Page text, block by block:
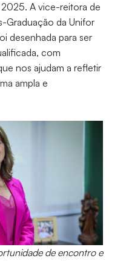
A vice-reitora de
Graduação da Unifor
desenhada para ser
com
nos ajudam a refletir
ampla e
de encontro e